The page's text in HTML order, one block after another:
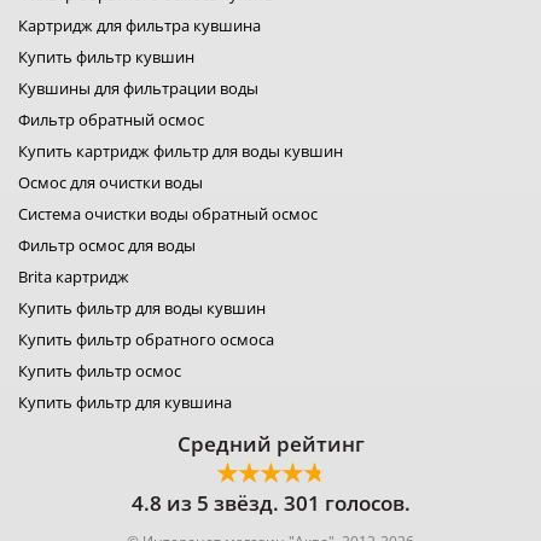
лидер фильтр
лидер комфорт
фильтры для воды organic
фильтр для воды platinum wasser
фильтры raifil
ustm картридж
гейзер фильтр для воды
фильтр роса
фильтры свод
фильтр для воды
фильтры аквафильтр
аквафор кувшины
Картридж для фильтра кувшина
Купить фильтр кувшин
Кувшины для фильтрации воды
Фильтр обратный осмос
Купить картридж фильтр для воды кувшин
Осмос для очистки воды
Система очистки воды обратный осмос
Фильтр осмос для воды
Brita картридж
Купить фильтр для воды кувшин
Купить фильтр обратного осмоса
Купить фильтр осмос
Купить фильтр для кувшина
Средний рейтинг
4.8 из 5 звёзд. 301 голосов.